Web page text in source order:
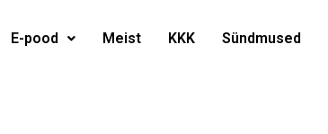
E-pood Meist KKK Sündmused